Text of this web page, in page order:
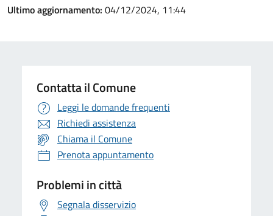
Ultimo aggiornamento: 04/12/2024, 11:44
Contatta il Comune
Leggi le domande frequenti
Richiedi assistenza
Chiama il Comune
Prenota appuntamento
Problemi in città
Segnala disservizio